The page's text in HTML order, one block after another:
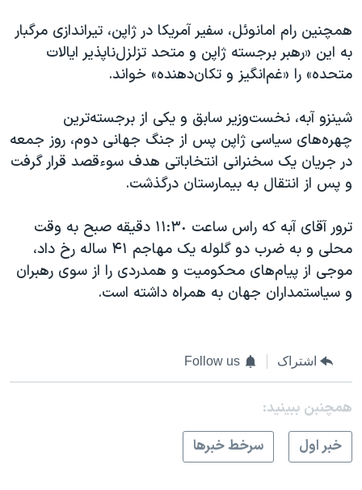
همچنین رام امانوئل، سفیر آمریکا در ژاپن، تیراندازی مرگبار
به این «رهبر برجسته ژاپن و متحد تزلزل‌ناپذیر ایالات
متحده» را «غم‌انگیز و تکان‌دهنده» خواند.
شینزو آبه، نخست‌وزیر سابق و یکی از برجسته‌ترین
چهره‌های سیاسی ژاپن پس از جنگ جهانی دوم، روز جمعه
در جریان یک سخنرانی انتخاباتی هدف سوءقصد قرار گرفت
و پس از انتقال به بیمارستان درگذشت.
ترور آقای آبه که راس ساعت ١١:٣٠ دقیقه صبح به وقت
محلی و به ضرب دو گلوله یک مهاجم ۴۱ ساله رخ داد،
موجی از پیام‌های محکومیت و همدردی را از سوی رهبران
و سیاستمداران جهان به همراه داشته است.
اشتراک Follow us
همچنبن ببینید:
خبر اول
سرخط خبرها